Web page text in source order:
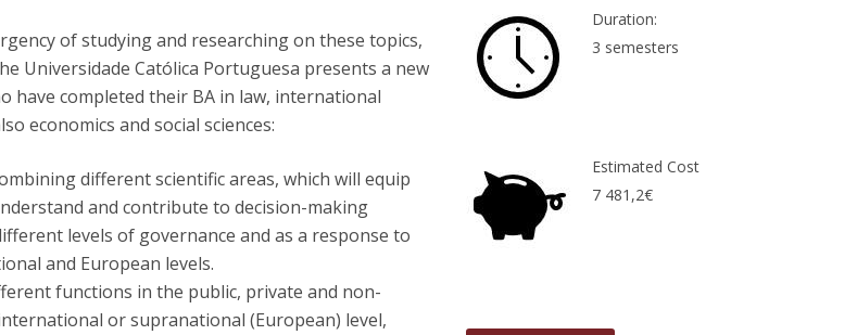
of studying and researching on these topics,
Universidade Católica Portuguesa presents a new
have completed their BA in law, international
economics and social sciences:
different scientific areas, which will equip
and contribute to decision-making
levels of governance and as a response to
and European levels.
functions in the public, private and non-
or supranational (European) level,
Duration:
3 semesters
Estimated Cost
7 481,2€